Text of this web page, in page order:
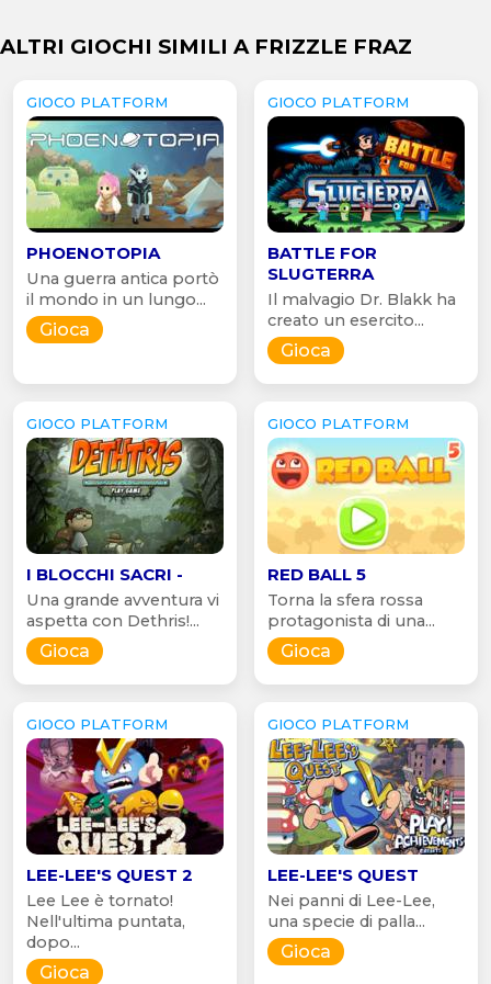
ALTRI GIOCHI SIMILI A FRIZZLE FRAZ
GIOCO PLATFORM
PHOENOTOPIA
Una guerra antica portò
il mondo in un lungo...
Gioca
GIOCO PLATFORM
BATTLE FOR
SLUGTERRA
Il malvagio Dr. Blakk ha
creato un esercito...
Gioca
GIOCO PLATFORM
I BLOCCHI SACRI -
Una grande avventura vi
aspetta con Dethris!...
Gioca
GIOCO PLATFORM
RED BALL 5
Torna la sfera rossa
protagonista di una...
Gioca
GIOCO PLATFORM
LEE-LEE'S QUEST 2
Lee Lee è tornato!
Nell'ultima puntata,
dopo...
Gioca
GIOCO PLATFORM
LEE-LEE'S QUEST
Nei panni di Lee-Lee,
una specie di palla...
Gioca